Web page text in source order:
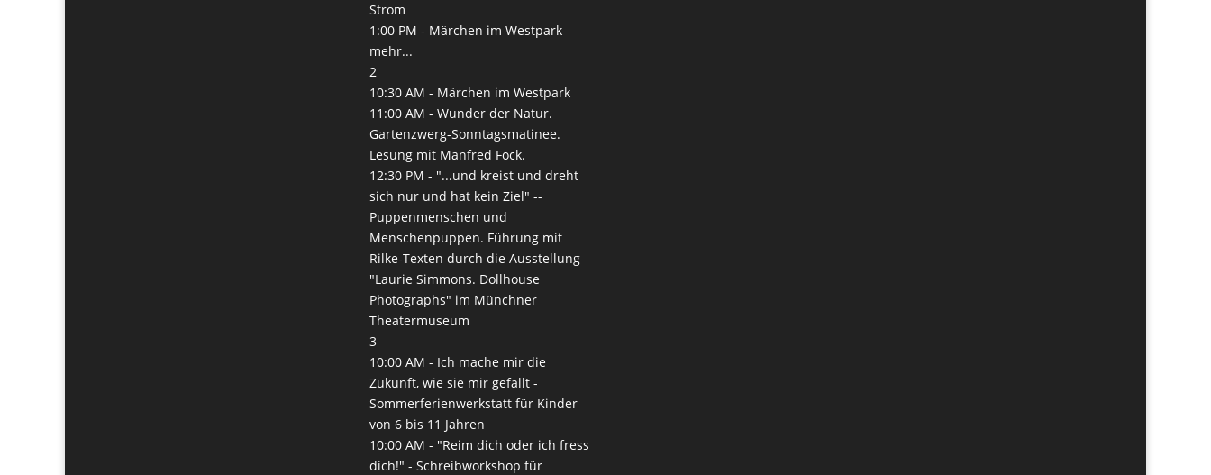
Strom
1:00 PM - Märchen im Westpark
mehr...
2
10:30 AM - Märchen im Westpark
11:00 AM -Wunder der Natur.
Gartenzwerg-Sonntagsmatinee.
Lesung mit Manfred Fock.
12:30 PM - "...und kreist und dreht
sich nur und hat kein Ziel" --
Puppenmenschen und
Menschenpuppen. Führung mit
Rilke-Texten durch die Ausstellung
"Laurie Simmons. Dollhouse
Photographs" im Münchner
Theatermuseum
3
10:00 AM - Ich mache mir die
Zukunft, wie sie mir gefällt -
Sommerferienwerkstatt für Kinder
von 6 bis 11 Jahren
10:00 AM - "Reim dich oder ich fress
dich!" - Schreibworkshop für